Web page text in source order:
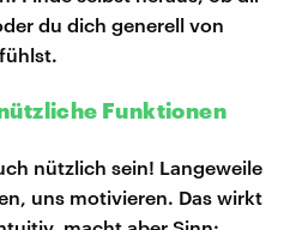
du dich generell von
Funktionen
nützlich sein! Langeweile
uns motivieren. Das wirkt